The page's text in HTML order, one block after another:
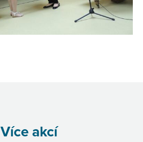
Více akcí